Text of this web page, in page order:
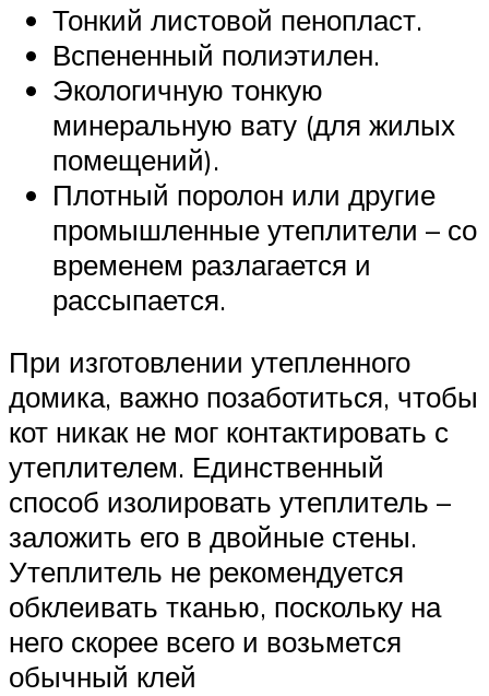
Тонкий листовой пенопласт.
Вспененный полиэтилен.
Экологичную тонкую
минеральную вату (для жилых
помещений).
Плотный поролон или другие
промышленные утеплители – со
временем разлагается и
рассыпается.
При изготовлении утепленного
домика, важно позаботиться, чтобы
кот никак не мог контактировать с
утеплителем. Единственный
способ изолировать утеплитель –
заложить его в двойные стены.
Утеплитель не рекомендуется
обклеивать тканью, поскольку на
него скорее всего и возьмется
обычный клей